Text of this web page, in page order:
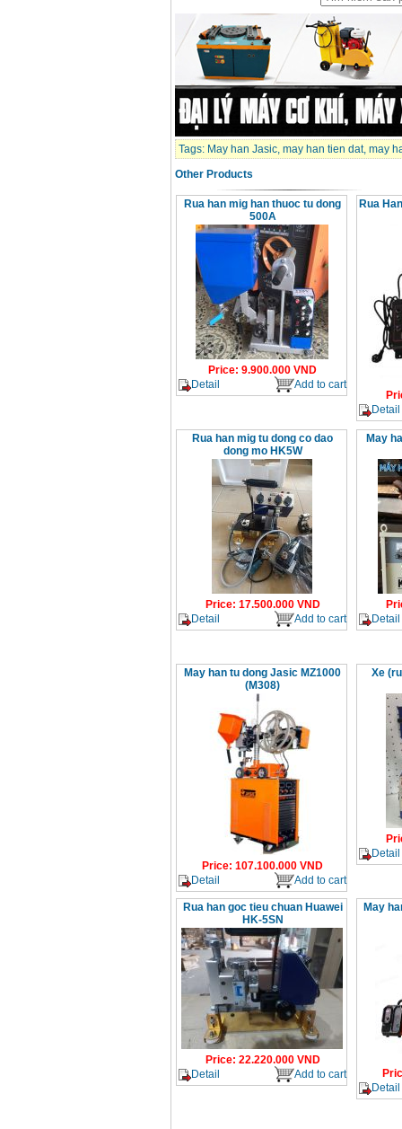
Tags: May han Jasic, may han tien dat, may
Other Products
Rua han mig han thuoc tu dong
500A
Price: 9.900.000 VND
Detail
Add to cart
Rua
Detail
Rua han mig tu dong co dao
dong mo HK5W
Price: 17.500.000VND
Detail
Add to cart
May
Detail
May han tu dong Jasic MZ1000
(M308)
Price: 107.100.000 VND
Detail
Add to cart
Xe
Detail
Rua han goc tieu chuan Huawei
HK-5SN
Price: 22.220.000VND
Detail
Add to cart
May
Detail